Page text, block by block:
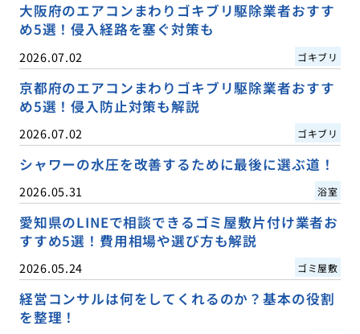
大阪府のエアコンまわりゴキブリ駆除業者おすす
め5選！侵入経路を塞ぐ対策も
2026.07.02 ゴキブリ
京都府のエアコンまわりゴキブリ駆除業者おすす
め5選！侵入防止対策も解説
2026.07.02 ゴキブリ
シャワーの水圧を改善するために最後に選ぶ道！
2026.05.31 浴室
愛知県のLINEで相談できるゴミ屋敷片付け業者お
すすめ5選！費用相場や選び方も解説
2026.05.24 ゴミ屋敷
経営コンサルは何をしてくれるのか？基本の役割
を整理！